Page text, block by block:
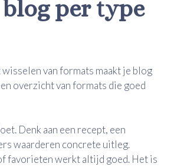
per type
van formats maakt je blog
overzicht van formats die goed
Denk aan een recept, een
waarderen concrete uitleg.
favorieten werkt altijd goed. Het is